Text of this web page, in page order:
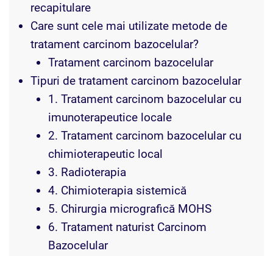
recapitulare
Care sunt cele mai utilizate metode de
tratament carcinom bazocelular?
Tratament carcinom bazocelular
Tipuri de tratament carcinom bazocelular
1. Tratament carcinom bazocelular cu
imunoterapeutice locale
2. Tratament carcinom bazocelular cu
chimioterapeutic local
3. Radioterapia
4. Chimioterapia sistemică
5. Chirurgia micrografică MOHS
6. Tratament naturist Carcinom
Bazocelular